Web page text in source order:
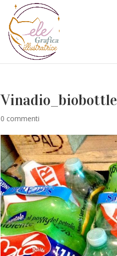
Vinadio_biobottle
0 commenti